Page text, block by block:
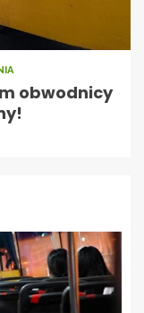
obwodnicy